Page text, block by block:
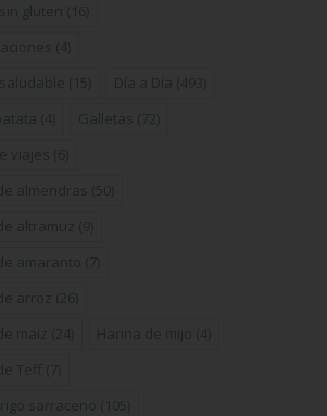
gluten (16)
(4)
(15) Día a Día (493)
(4) Galletas (72)
viajes (6)
almendras (50)
altramuz (9)
amaranto (7)
arroz (26)
maiz (24) Harina de mijo (4)
Teff (7)
sarraceno (105)